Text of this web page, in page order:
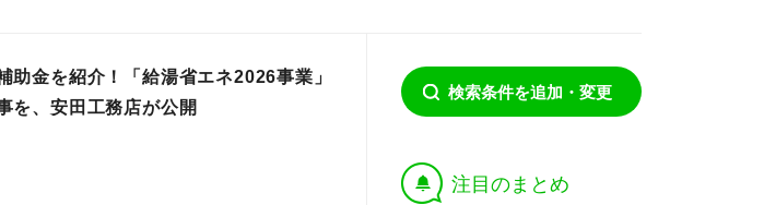
金を紹介！「給湯省エネ2026事業」
を、安田工務店が公開
検索条件を追加・変更
† 注目のまとめ